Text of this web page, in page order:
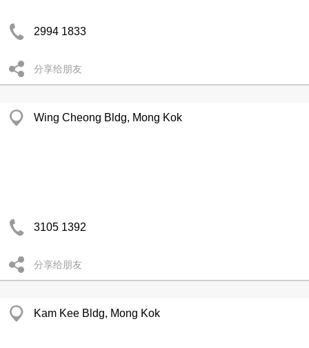
2994 1833
分享给朋友
Wing Cheong Bldg, Mong Kok
3105 1392
分享给朋友
Kam Kee Bldg, Mong Kok